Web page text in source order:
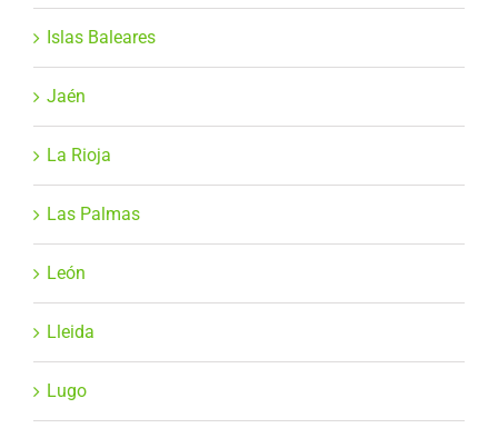
Islas Baleares
Jaén
La Rioja
Las Palmas
León
Lleida
Lugo